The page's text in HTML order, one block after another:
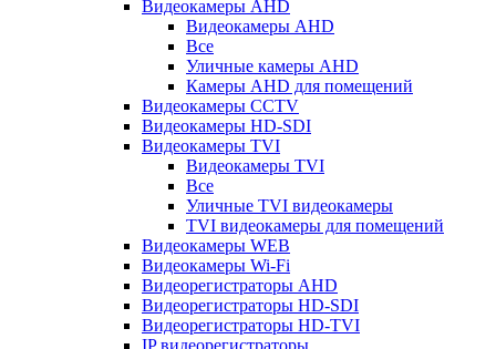
Видеокамеры AHD
Видеокамеры AHD
Все
Уличные камеры AHD
Камеры AHD для помещений
Видеокамеры CCTV
Видеокамеры HD-SDI
Видеокамеры TVI
Видеокамеры TVI
Все
Уличные TVI видеокамеры
TVI видеокамеры для помещений
Видеокамеры WEB
Видеокамеры Wi-Fi
Видеорегистраторы AHD
Видеорегистраторы HD-SDI
Видеорегистраторы HD-TVI
IP видеорегистраторы